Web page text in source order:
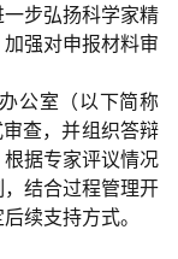
步弘扬科学家精
强对申报材料审
公室（以下简称
查，并组织答辩
据专家评议情况
结合过程管理开
续支持方式。